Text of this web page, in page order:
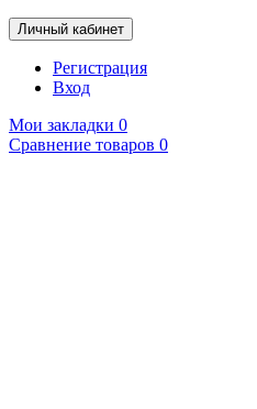
Личный кабинет
Регистрация
Вход
Мои закладки 0
Сравнение товаров 0